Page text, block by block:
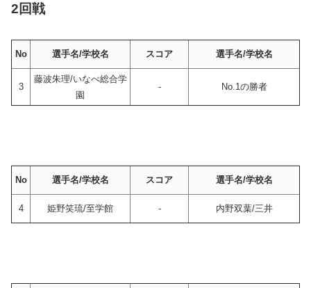
2回戦
No 選手名/学校名 スコア 選手名/学校名
3
藤波朱理/いなべ総合学
園
- No.1の勝者
No 選手名/学校名 スコア 選手名/学校名
4 姫野笑琉/至学館 - 内野双葉/三井